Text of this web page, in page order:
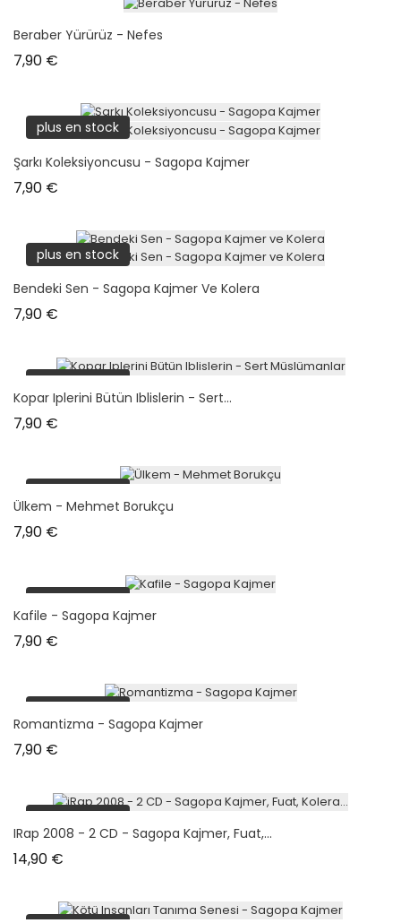
Beraber Yürürüz - Nefes
7,90 €
plus en stock
Şarkı Koleksiyoncusu - Sagopa Kajmer
7,90 €
plus en stock
Bendeki Sen - Sagopa Kajmer Ve Kolera
7,90 €
plus en stock
Kopar Iplerini Bütün Iblislerin - Sert...
7,90 €
plus en stock
Ülkem - Mehmet Borukçu
7,90 €
plus en stock
Kafile - Sagopa Kajmer
7,90 €
plus en stock
Romantizma - Sagopa Kajmer
7,90 €
plus en stock
IRap 2008 - 2 CD - Sagopa Kajmer, Fuat,...
14,90 €